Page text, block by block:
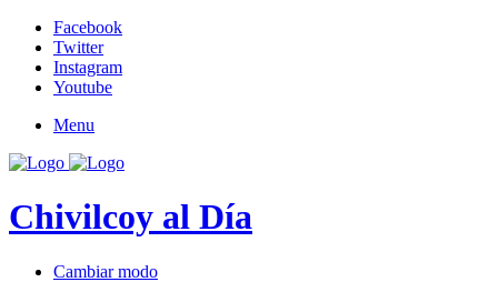
Facebook
Twitter
Instagram
Youtube
Menu
Chivilcoy al Día
Cambiar modo